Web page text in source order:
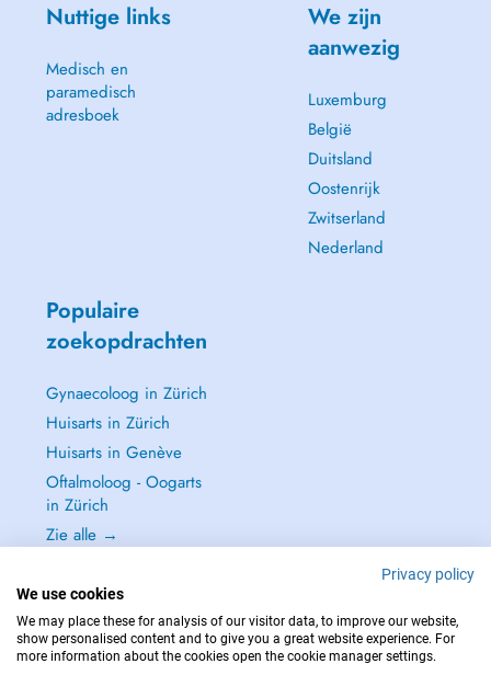
Nuttige links
Medisch en
paramedisch
adresboek
We zijn
aanwezig
Luxemburg
België
Duitsland
Oostenrijk
Zwitserland
Nederland
Populaire
zoekopdrachten
Gynaecoloog in Zürich
Huisarts in Zürich
Huisarts in Genève
Oftalmoloog - Oogarts
in Zürich
Zie alle →
NEEM IN GEVAL VAN NOOD CONTACT OP MET : 144
Privacy policy
We use cookies
We may place these for analysis of our visitor data, to improve our website,
show personalised content and to give you a great website experience. For
more information about the cookies open the cookie manager settings.